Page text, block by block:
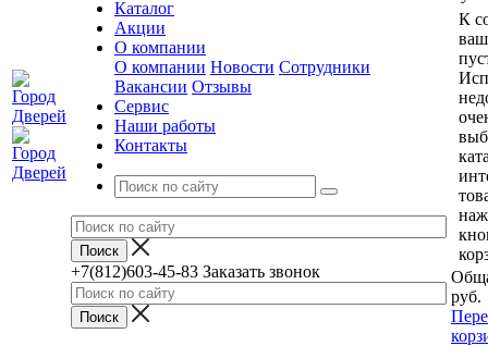
Каталог
Акции
О компании
О компании Новости Сотрудники
Вакансии Отзывы
Сервис
Наши работы
Контакты
+7(812)603-45-83 Заказать звонок
К
руб.